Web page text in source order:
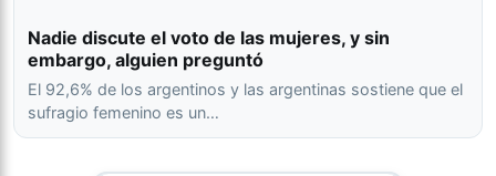
Nadie discute el voto de las mujeres, y sin
embargo, alguien preguntó
El 92,6% de los argentinos y las argentinas sostiene que el
sufragio femenino es un…